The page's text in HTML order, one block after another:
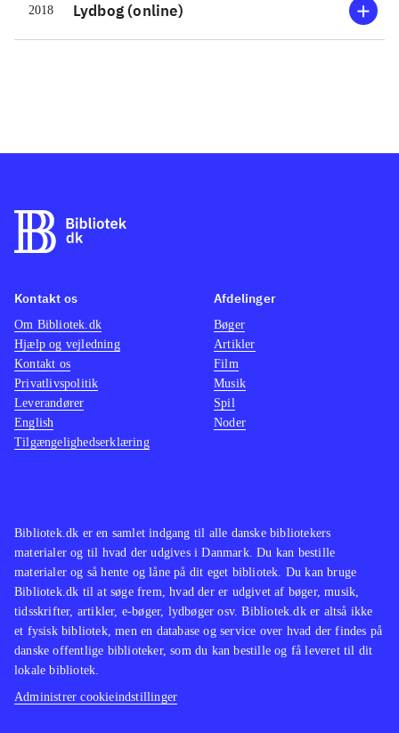
2018 Lydbog (online)
Bibliotek.dk er en samlet indgang til alle danske bibliotekers
materialer og til hvad der udgives i Danmark. Du kan bestille
materialer og så hente og låne på dit eget bibliotek. Du kan bruge
Bibliotek.dk til at søge frem, hvad der er udgivet af bøger, musik,
tidsskrifter, artikler, e-bøger, lydbøger osv. Bibliotek.dk er altså ikke
et fysisk bibliotek, men en database og service over hvad der findes på
danske offentlige biblioteker, som du kan bestille og få leveret til dit
lokale bibliotek.
Administrer cookieindstillinger
Kontakt os
Om Bibliotek.dk
Hjælp og vejledning
Kontakt os
Privatlivspolitik
Leverandører
English
Tilgængelighedserklæring
Afdelinger
Bøger
Artikler
Film
Musik
Spil
Noder